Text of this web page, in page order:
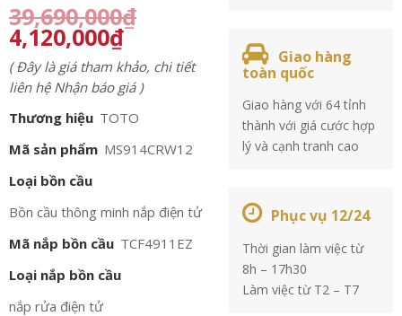
39,690,000₫
4,120,000₫
( Đây là giá tham khảo, chi tiết
liên hệ Nhận báo giá )
Thương hiệu TOTO
Mã sản phẩm MS914CRW12
Loại bồn cầu
Bồn cầu thông minh nắp điện tử
Mã nắp bồn cầu TCF4911EZ
Loại nắp bồn cầu
nắp rửa điện tử
Giao hàng
toàn quốc
Giao hàng với 64 tỉnh
thành với giá cước hợp
lý và cạnh tranh cao
Phục vụ 12/24
Thời gian làm việc từ
8h – 17h30
Làm việc từ T2 – T7